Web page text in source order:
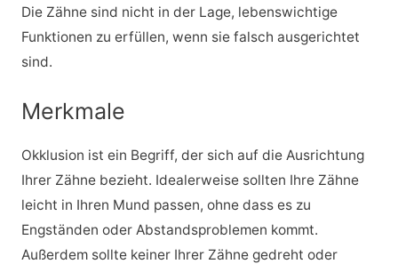
Die Zähne sind nicht in der Lage, lebenswichtige
Funktionen zu erfüllen, wenn sie falsch ausgerichtet
sind.
Merkmale
Okklusion ist ein Begriff, der sich auf die Ausrichtung
Ihrer Zähne bezieht. Idealerweise sollten Ihre Zähne
leicht in Ihren Mund passen, ohne dass es zu
Engständen oder Abstandsproblemen kommt.
Außerdem sollte keiner Ihrer Zähne gedreht oder